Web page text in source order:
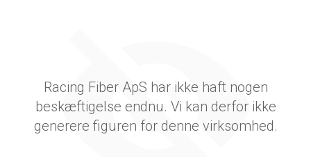
Racing Fiber ApS har ikke haft nogen
beskæftigelse endnu. Vi kan derfor ikke
generere figuren for denne virksomhed.